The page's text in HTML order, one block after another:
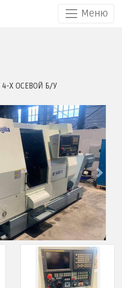
Меню
Х ОСЕВОЙ Б/У
Next